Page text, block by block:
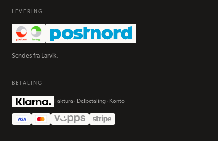
LEVERING
Sendes fra Larvik.
BETALING
Faktura · Delbetaling · Konto